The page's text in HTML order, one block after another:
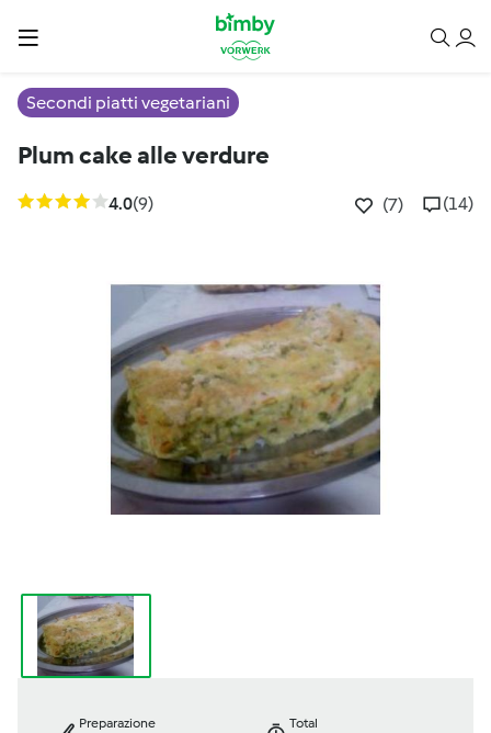
Secondi piatti vegetariani
Plum cake alle verdure
4.0(9) (7) (14)
Preparazione
Total